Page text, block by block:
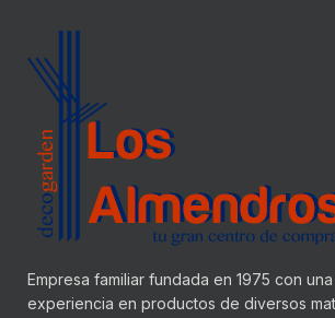
Empresa familiar fundada en 1975 con
experiencia en productos de diversos